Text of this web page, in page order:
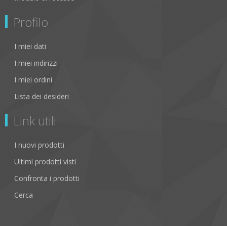
Profilo
I miei dati
I miei indirizzi
I miei ordini
Lista dei desideri
Link utili
I nuovi prodotti
Ultimi prodotti visti
Confronta i prodotti
Cerca